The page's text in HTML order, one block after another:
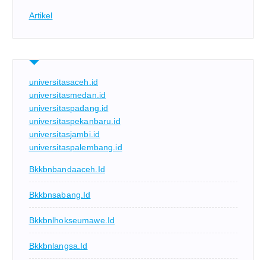
Artikel
universitasaceh.id
universitasmedan.id
universitaspadang.id
universitaspekanbaru.id
universitasjambi.id
universitaspalembang.id
Bkkbnbandaaceh.id
Bkkbnsabang.id
Bkkbnlhokseumawe.id
Bkkbnlangsa.id